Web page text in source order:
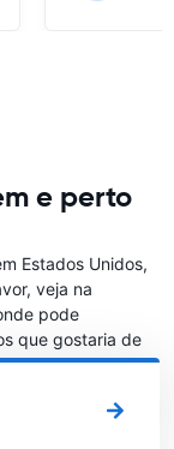
e perto
Estados Unidos,
veja na
pode
que gostaria de